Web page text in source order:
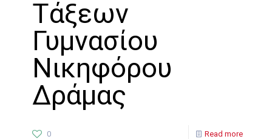
Τάξεων
Γυμνασίου
Νικηφόρου
Δράμας
0 Read more